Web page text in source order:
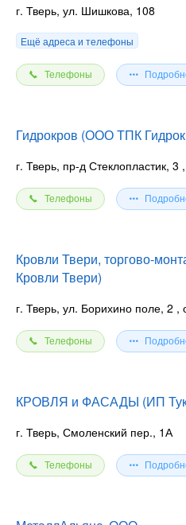
г. Тверь, ул. Шишкова, 108
Ещё адреса и телефоны
Телефоны
Гидрокров (ООО ТПК
г. Тверь, пр-д Стеклопластик, 3
Телефоны
Кровли Твери, торгово-
Кровли Твери)
г. Тверь, ул. Борихино поле, 2 ,
Телефоны
КРОВЛЯ и ФАСАДЫ (ИП
г. Тверь, Смоленский пер., 1А
Телефоны